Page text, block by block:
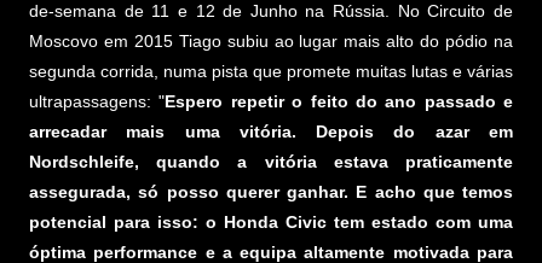
de-semana de 11 e 12 de Junho na Rússia. No Circuito de
Moscovo em 2015 Tiago subiu ao lugar mais alto do pódio na
segunda corrida, numa pista que promete muitas lutas e várias
ultrapassagens: "Espero repetir o feito do ano passado e
arrecadar mais uma vitória. Depois do azar em
Nordschleife, quando a vitória estava praticamente
assegurada, só posso querer ganhar. E acho que temos
potencial para isso: o Honda Civic tem estado com uma
óptima performance e a equipa altamente motivada para